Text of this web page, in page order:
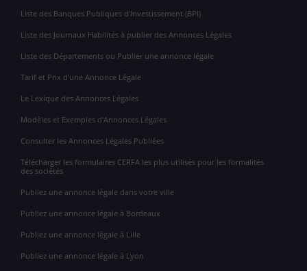
Liste des Banques Publiques d'Investissement (BPI)
Liste des Journaux Habilités à publier des Annonces Légales
Liste des Départements ou Publier une annonce légale
Tarif et Prix d'une Annonce Légale
Le Lexique des Annonces Légales
Modèles et Exemples d'Annonces Légales
Consulter les Annonces Légales Publiées
Télécharger les formulaires CERFA les plus utilisés pour les formalités
des sociétés
Publiez une annonce légale dans votre ville
Publiez une annonce légale à Bordeaux
Publiez une annonce légale à Lille
Publiez une annonce légale à Lyon